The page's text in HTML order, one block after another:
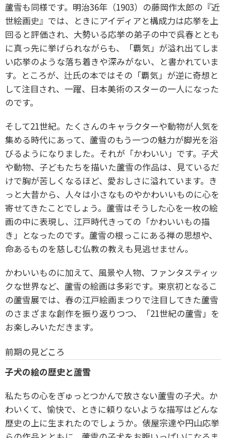
蘆雪も同様です。明治36年（1903）の藤岡作太郎の『近
世絵画史』では、ときにアイディアと構成力は応挙を上
回ると評価され、大勢いる応挙の弟子の中で呉春ととも
に真っ先に挙げられながらも、「覇気」が溢れ出てしま
い応挙のような落ち着きや深みがない、と書かれていま
す。ところが、辻氏の本ではその「覇気」が逆に奇想と
して注目され、一躍、日本美術のスターの一人になった
のです。
そして21世紀。たくさんのキャラクターや動物が人気を
集める時代にあって、蘆雪のもう一つの魅力が脚光を浴
びるようになりました。それが「かわいい」です。子犬
や動物、子どもたちを描いた蘆雪の作品は、見ているだ
けで胸が苦しくなるほど、愛おしさに溢れています。き
っと大昔から、人々は小さなものやかわいいものに心を
寄せてきたことでしょう。蘆雪はそうした心を一枚の絵
画の中に表現し、江戸時代きっての「かわいいもの描
き」となったのです。蘆雪の根っこにある禅の思想や、
命あるものを慈しむ仏教の教えも見逃せません。
かわいいものに加えて、風景や人物、ファンタスティッ
クな世界など、蘆雪の絵画は多彩です。東京初となるこ
の蘆雪展では、春の江戸絵画まつりで注目してきた蘆雪
のさまざまな創作を振り返りつつ、「21世紀の蘆雪」を
お楽しみいただきます。
前期の見どころ
子犬の絵の歴史と蘆雪
私たちの心をぎゅっとつかんで放さない蘆雪の子犬。か
わいくて、愉快で、ときに頼りないような描写はどんな
歴史の上に生まれたのでしょうか。俵屋宗達や円山応挙